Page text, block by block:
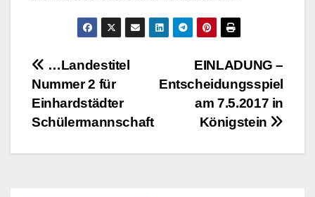
BeitragsnavigationEINLADUNG –
Entscheidungsspiel
am 7.5.2017 in
Königstein
…Landestitel
Nummer 2 für
Einhardstädter
Schülermannschaft